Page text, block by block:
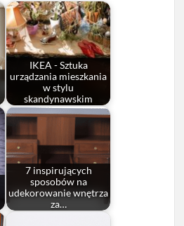
IKEA - Sztuka
urządzania mieszkania
w stylu
skandynawskim
7 inspirujących
sposobów na
udekorowanie wnętrza
za…